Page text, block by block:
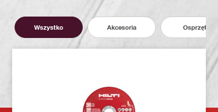
Wszystko Akcesoria Osprzęt